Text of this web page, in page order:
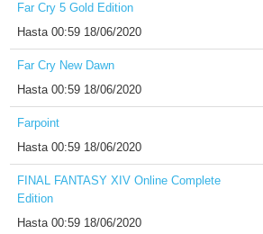
Far Cry 5 Gold Edition
Hasta00:59 18/06/2020
Far Cry New Dawn
Hasta00:59 18/06/2020
Farpoint
Hasta00:59 18/06/2020
FINAL FANTASY XIV Online Complete
Edition
Hasta00:59 18/06/2020